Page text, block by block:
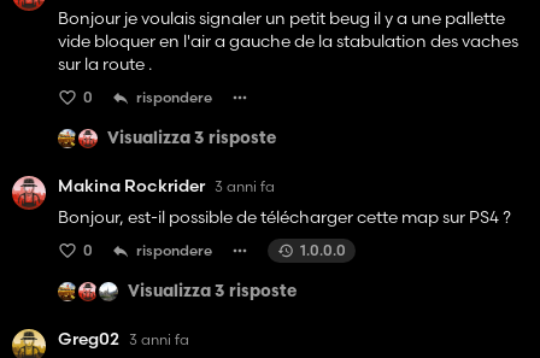
Bonjour je voulais signaler un petit beug il y a une pallette
vide bloquer en l'air a gauche de la stabulation des vaches
sur la route .
0 rispondere
Visualizza 3 risposte
Makina Rockrider 3 anni fa
Bonjour, est-il possible de télécharger cette map sur PS4 ?
0 rispondere 1.0.0.0
Visualizza 3 risposte
Greg02 3 anni fa